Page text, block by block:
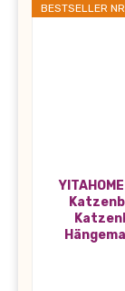
BESTSELLER